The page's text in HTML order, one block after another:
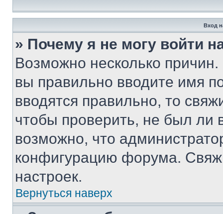
Вход
» Почему я не могу войти
Возможно несколько
вы правильно вводите имя
вводятся правильно, то
чтобы проверить, не был ли
возможно, что
конфигурацию форума.
настроек.
Вернуться наверх